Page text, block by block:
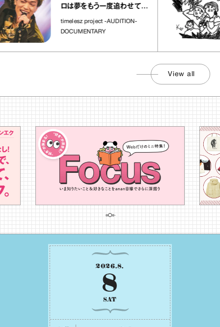
ロは夢をもう一度追わせてく
れた場所」
timelesz project -AUDITION-
DOCUMENTARY
View all
2026.8.
8
SAT